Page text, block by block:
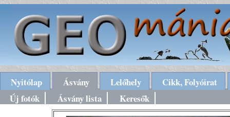
Nyitólap Ásvány Lelőhely
Cikk, Folyóirat
Új fotók
Ásvány lista Keresők